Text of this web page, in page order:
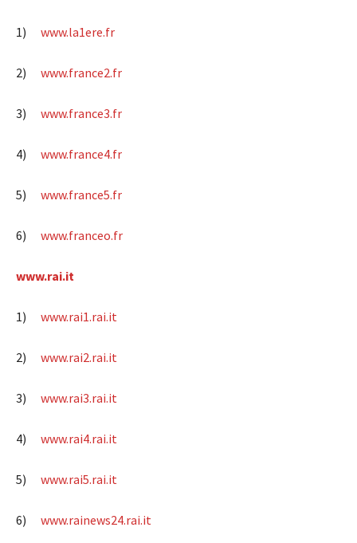
1) www.la1ere.fr
2) www.france2.fr
3) www.france3.fr
4) www.france4.fr
5) www.france5.fr
6) www.franceo.fr
www.rai.it
1) www.rai1.rai.it
2) www.rai2.rai.it
3) www.rai3.rai.it
4) www.rai4.rai.it
5) www.rai5.rai.it
6) www.rainews24.rai.it